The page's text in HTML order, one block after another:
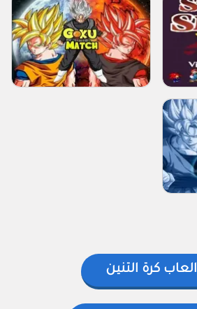
العاب كرة التنين